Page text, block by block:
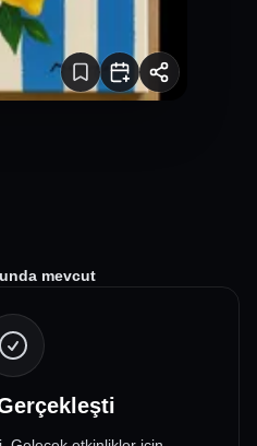
mevcut